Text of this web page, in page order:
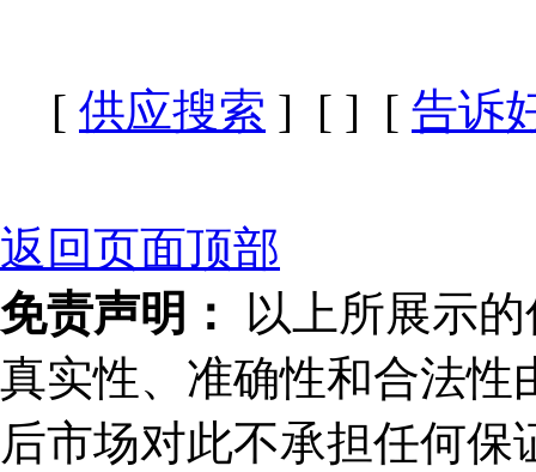
[ 供应搜索 ] [ ] [ 告诉
返回页面顶部
免责声明：
以上所展示
真实性、准确性和合法性
后市场对此不承担任何保